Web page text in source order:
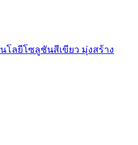
โลยีโซลูชันสีเขียว มุ่งสร้าง